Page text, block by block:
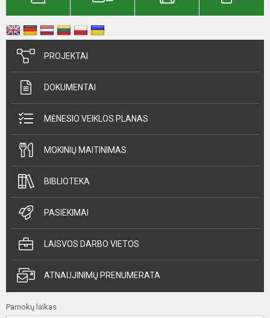
PROJEKTAI
DOKUMENTAI
MĖNESIO VEIKLOS PLANAS
MOKINIŲ MAITINIMAS
BIBLIOTEKA
PASIEKIMAI
LAISVOS DARBO VIETOS
ATNAUJINIMŲ PRENUMERATA
Pamokų laikas